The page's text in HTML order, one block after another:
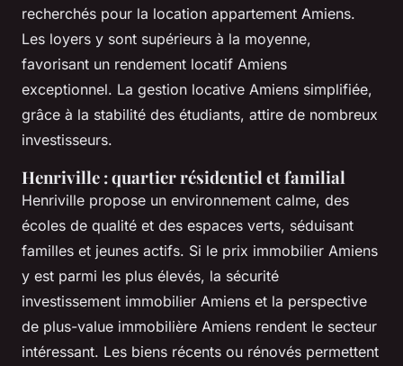
recherchés pour la location appartement Amiens.
Les loyers y sont supérieurs à la moyenne,
favorisant un rendement locatif Amiens
exceptionnel. La gestion locative Amiens simplifiée,
grâce à la stabilité des étudiants, attire de nombreux
investisseurs.
Henriville : quartier résidentiel et familial
Henriville propose un environnement calme, des
écoles de qualité et des espaces verts, séduisant
familles et jeunes actifs. Si le prix immobilier Amiens
y est parmi les plus élevés, la sécurité
investissement immobilier Amiens et la perspective
de plus-value immobilière Amiens rendent le secteur
intéressant. Les biens récents ou rénovés permettent